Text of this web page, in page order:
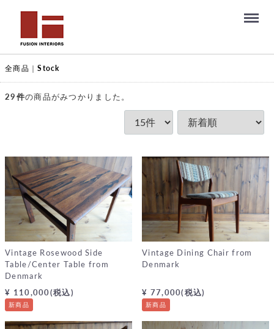
全商品 Stock
29件の商品がみつかりました。
Vintage Rosewood Side
Table/Center Table from
Denmark
¥ 110,000(税込)
新商品
Vintage Dining Chair from
Denmark
¥ 77,000(税込)
新商品